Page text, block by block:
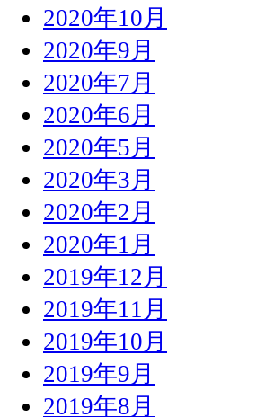
2020年10月
2020年9月
2020年7月
2020年6月
2020年5月
2020年3月
2020年2月
2020年1月
2019年12月
2019年11月
2019年10月
2019年9月
2019年8月